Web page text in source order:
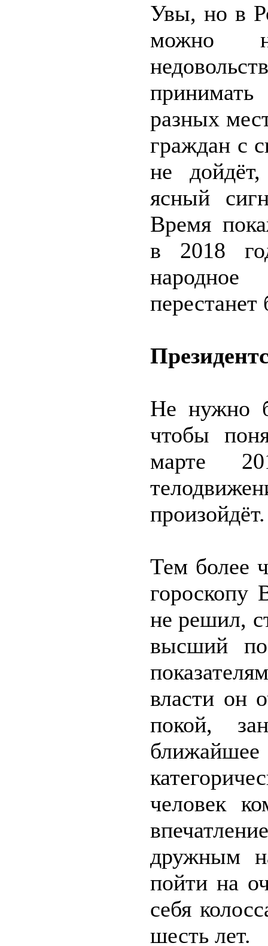
Увы, но в
можно
разных
граждан с
не
ясный
Время
в 2018
Не нужно
чтобы
марте
произойдёт.
Тем более
гороскопу
не решил,
высший
власти он
покой,
человек
дружным
пойти на
себя
шесть лет.